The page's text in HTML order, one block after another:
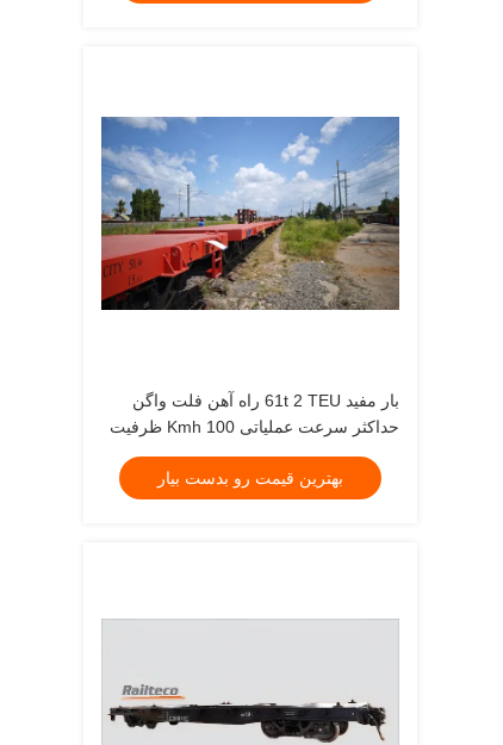
بار مفید 61t 2 TEU راه آهن فلت واگن
حداکثر سرعت عملیاتی 100 Kmh ظرفیت
بهترین قیمت رو بدست بیار